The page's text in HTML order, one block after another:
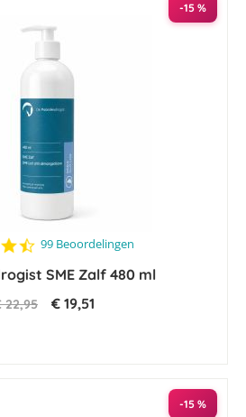
-15 %
4.6
rating
99 Beoordelingen
SME Zalf 480 ml
22,95 € 19,51
-15 %